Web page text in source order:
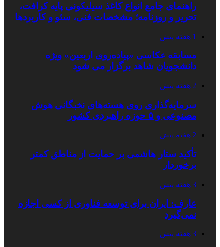
راهنمای جامع انواع کاغذ سیلیکونی پایه کرافت،
تحریر و روزنامه؛ مشخصات فنی، سئو و کاربردها
1 هفته پیش
مسابقه عکاسی «پیاده‌روی اربعین» ویژه
دانشجویان شاهد برگزار می شود
2 هفته پیش
سرمایه‌گذاری روی هسته‌های نخبگانی هوش
مصنوعی و ۵ حوزه راهبردی کشور
2 هفته پیش
تأکید ستار هاشمی بر حمایت از مناطق کمتر
برخوردار
3 هفته پیش
عارف: ایران برای توسعه فناوری از کسی اجازه
نمی‌گیرد
3 هفته پیش